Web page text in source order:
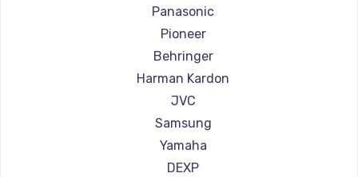
Заказать
Замена шим-контроллера
3900 руб.
Заказать
Настройка Wi-Fi
Panasonic
Pioneer
Behringer
Harman Kardon
JVC
Samsung
Yamaha
DEXP